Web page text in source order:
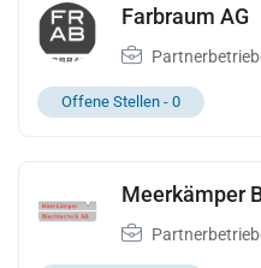
Farbraum AG
Offene Stellen - 0
Meerkämper